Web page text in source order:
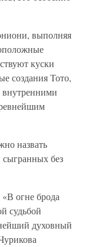
выполняя
куски
создания Тото,
назвать
без
огне брода
судьбой
духовный